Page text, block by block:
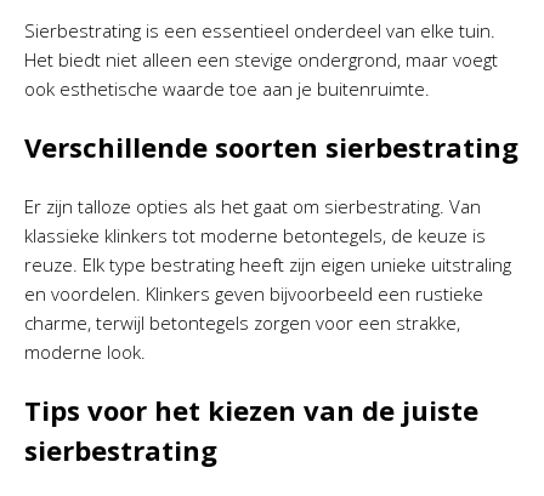
Sierbestrating is een essentieel onderdeel van elke tuin.
Het biedt niet alleen een stevige ondergrond, maar voegt
ook esthetische waarde toe aan je buitenruimte.
Verschillende soorten sierbestrating
Er zijn talloze opties als het gaat om sierbestrating. Van
klassieke klinkers tot moderne betontegels, de keuze is
reuze. Elk type bestrating heeft zijn eigen unieke uitstraling
en voordelen. Klinkers geven bijvoorbeeld een rustieke
charme, terwijl betontegels zorgen voor een strakke,
moderne look.
Tips voor het kiezen van de juiste
sierbestrating